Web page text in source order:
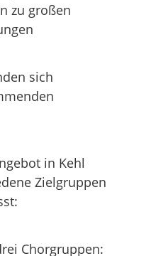
zu großen
sich
in Kehl
Zielgruppen
Chorgruppen: